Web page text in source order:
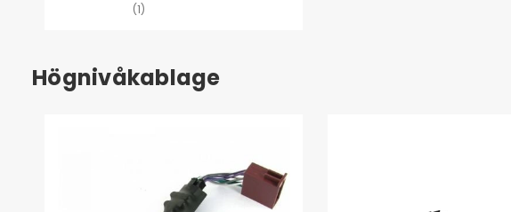
(1)
Högnivåkablage